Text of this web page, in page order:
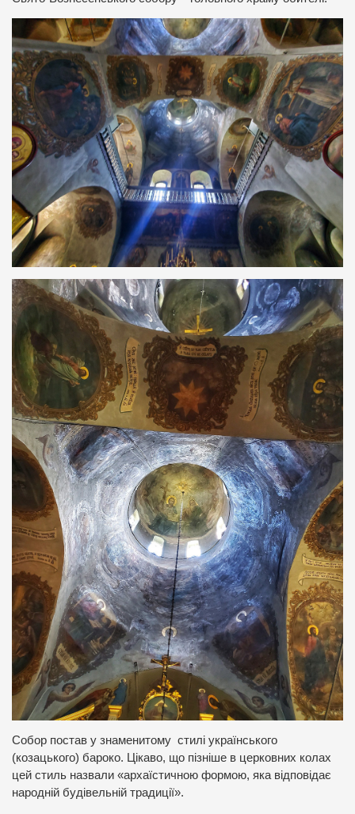
Собор постав у знаменитому стилі українського
(козацького) бароко. Цікаво, що пізніше в церковних колах
цей стиль назвали «архаїстичною формою, яка відповідає
народній будівельній традиції».